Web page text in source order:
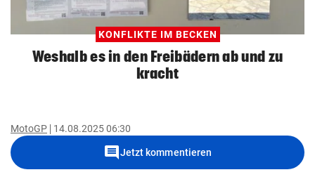
KONFLIKTE IM BECKEN
Weshalb es in den Freibädern ab und zu
kracht
MotoGP 14.08.2025 06:30
commentJetzt kommentieren